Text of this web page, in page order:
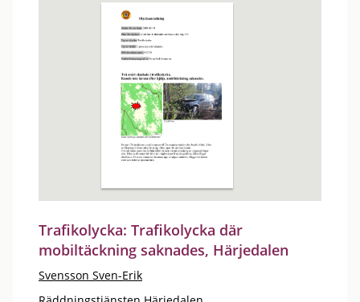
Trafikolycka: Trafikolycka där
mobiltäckning saknades, Härjedalen
Svensson Sven-Erik